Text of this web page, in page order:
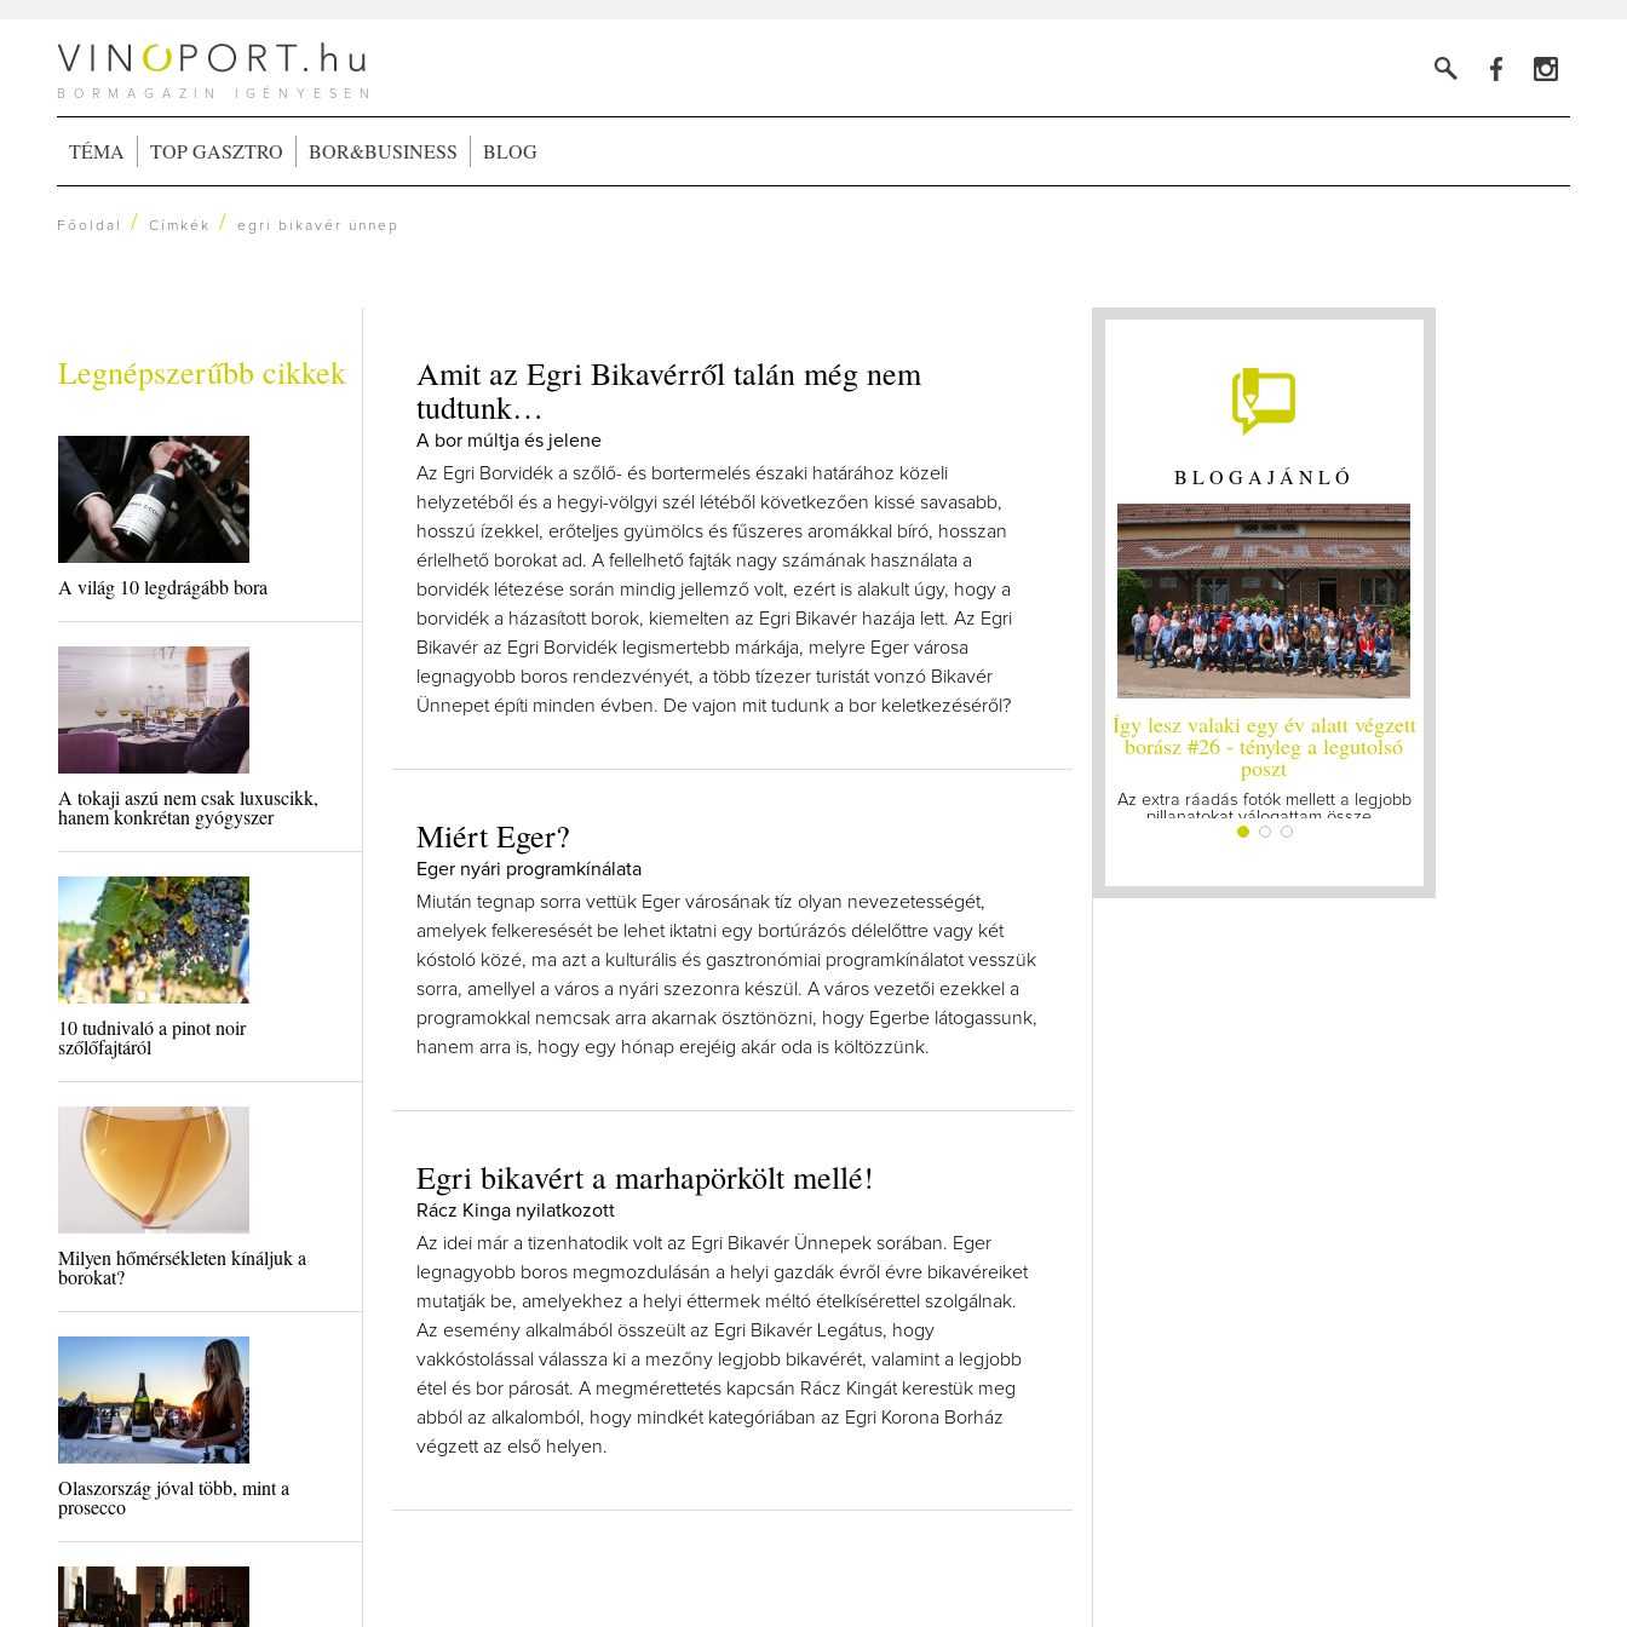
BORMAGAZIN IGÉNYESEN
TÉMA TOP GASZTRO BOR&BUSINESS BLOG
Főoldal /Címkék /egri bikavér ünnep
Legnépszerűbb cikkek
A világ 10 legdrágább bora
A tokaji aszú nem csak luxuscikk,
hanem konkrétan gyógyszer
10 tudnivaló a pinot noir
szőlőfajtáról
Milyen hőmérsékleten kínáljuk a
borokat?
Olaszország jóval több, mint a
prosecco
Amit az Egri Bikavérről talán még nem
tudtunk…
A bor múltja és jelene
Az Egri Borvidék a szőlő- és bortermelés északi határához közeli
helyzetéből és a hegyi-völgyi szél létéből következően kissé savasabb,
hosszú ízekkel, erőteljes gyümölcs és fűszeres aromákkal bíró, hosszan
érlelhető borokat ad. A fellelhető fajták nagy számának használata a
borvidék létezése során mindig jellemző volt, ezért is alakult úgy, hogy a
borvidék a házasított borok, kiemelten az Egri Bikavér hazája lett. Az Egri
Bikavér az Egri Borvidék legismertebb márkája, melyre Eger városa
legnagyobb boros rendezvényét, a több tízezer turistát vonzó Bikavér
Ünnepet építi minden évben. De vajon mit tudunk a bor keletkezéséről?
Miért Eger?
Eger nyári programkínálata
Miután tegnap sorra vettük Eger városának tíz olyan nevezetességét,
amelyek felkeresését be lehet iktatni egy bortúrázós délelőttre vagy két
kóstoló közé, ma azt a kulturális és gasztronómiai programkínálatot vesszük
sorra, amellyel a város a nyári szezonra készül. A város vezetői ezekkel a
programokkal nemcsak arra akarnak ösztönözni, hogy Egerbe látogassunk,
hanem arra is, hogy egy hónap erejéig akár oda is költözzünk.
Egri bikavért a marhapörkölt mellé!
Rácz Kinga nyilatkozott
Az idei már a tizenhatodik volt az Egri Bikavér Ünnepek sorában. Eger
legnagyobb boros megmozdulásán a helyi gazdák évről évre bikavéreiket
mutatják be, amelyekhez a helyi éttermek méltó ételkísérettel szolgálnak.
Az esemény alkalmából összeült az Egri Bikavér Legátus, hogy
vakkóstolással válassza ki a mezőny legjobb bikavérét, valamint a legjobb
étel és bor párosát. A megmérettetés kapcsán Rácz Kingát kerestük meg
abból az alkalomból, hogy mindkét kategóriában az Egri Korona Borház
végzett az első helyen.
BLOGAJÁNLÓ
Így lesz valaki egy év alatt végzett
borász #26 - tényleg a legutolsó
poszt
Az extra ráadás fotók mellett a legjobb
pillanatokat válogattam össze...
Így lesz valaki egy év